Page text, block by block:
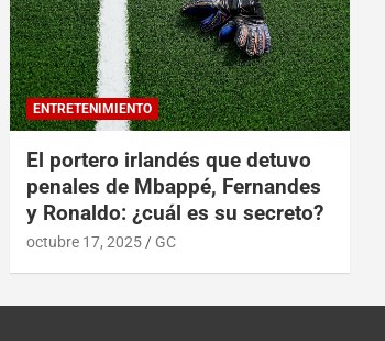
ENTRETENIMIENTO
El portero irlandés que detuvo
penales de Mbappé, Fernandes
y Ronaldo: ¿cuál es su secreto?
octubre 17, 2025 GC